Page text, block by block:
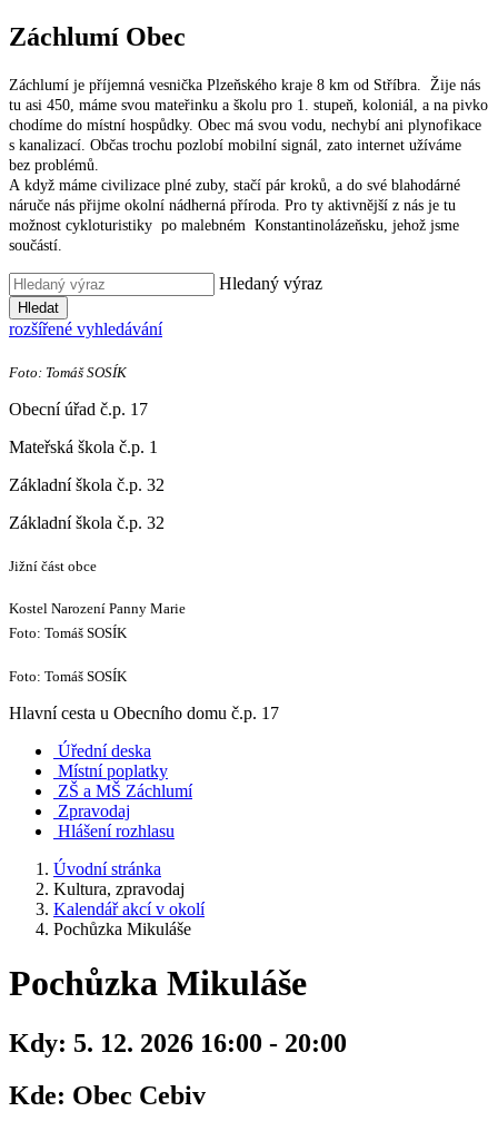
Záchlumí Obec
Záchlumí je příjemná vesnička Plzeňského kraje 8 km od Stříbra. Žije nás
tu asi 450, máme svou mateřinku a školu pro 1. stupeň, koloniál, a na pivko
chodíme do místní hospůdky. Obec má svou vodu, nechybí ani plynofikace
s kanalizací. Občas trochu pozlobí mobilní signál, zato internet užíváme
bez problémů.
A když máme civilizace plné zuby, stačí pár kroků, a do své blahodárné
náruče nás přijme okolní nádherná příroda. Pro ty aktivnější z nás je tu
možnost cykloturistiky po malebném Konstantinolázeňsku, jehož jsme
součástí.
Hledaný výraz
Hledat
rozšířené vyhledávání
Foto: Tomáš SOSÍK
Obecní úřad č.p. 17
Mateřská škola č.p. 1
Základní škola č.p. 32
Základní škola č.p. 32
Jižní část obce
Kostel Narození Panny Marie
Foto: Tomáš SOSÍK
Foto: Tomáš SOSÍK
Hlavní cesta u Obecního domu č.p. 17
Úřední deska
Místní poplatky
ZŠ a MŠ Záchlumí
Zpravodaj
Hlášení rozhlasu
Úvodní stránka
Kultura, zpravodaj
Kalendář akcí v okolí
Pochůzka Mikuláše
Pochůzka Mikuláše
Kdy: 5. 12. 2026 16:00 - 20:00
Kde: Obec Cebiv